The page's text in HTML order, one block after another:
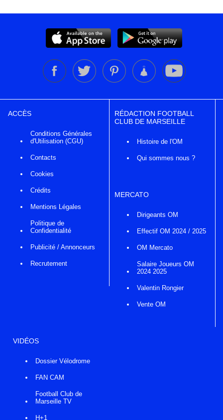
ACCÈS
Conditions Générales
d'Utilisation (CGU)
Contacts
Cookies
Crédits
Mentions Légales
Politique de
Confidentialité
Publicité / Annonceurs
Recrutement
RÉDACTION FOOTBALL
CLUB DE MARSEILLE
Histoire de l'OM
Qui sommes nous ?
MERCATO
Dirigeants OM
Effectif OM 2024 / 2025
OM Mercato
Salaire Joueurs OM
2024 2025
Valentin Rongier
Vente OM
VIDÉOS
Dossier Vélodrome
FAN CAM
Football Club de
Marseille TV
H+1